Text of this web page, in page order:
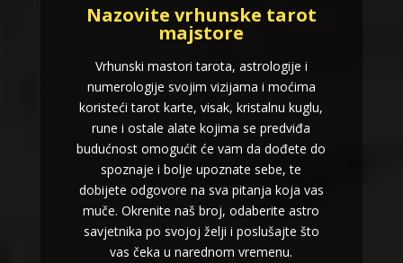
Nazovite vrhunske tarot
majstore
Vrhunski mastori tarota, astrologije i
numerologije svojim vizijama i moćima
koristeći tarot karte, visak, kristalnu kuglu,
rune i ostale alate kojima se predviđa
budućnost omogućit će vam da dođete do
spoznaje i bolje upoznate sebe, te
dobijete odgovore na sva pitanja koja vas
muče. Okrenite naš broj, odaberite astro
savjetnika po svojoj želji i poslušajte što
vas čeka u narednom vremenu.